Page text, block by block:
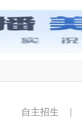
自主招生